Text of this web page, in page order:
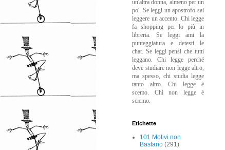
un'altra donna, almeno per un
po'. Se leggi un apostrofo sai
leggere un accento. Chi legge
fa shopping per lo più in
libreria. Se leggi ami la
punteggiatura e detesti le
chat. Se leggi pensi che tutti
leggano. Chi legge perché
deve studiare non legge altro,
ma spesso, chi studia legge
tanto altro. Chi legge è
scemo. Chi non legge è
sciemo.
Etichette
101 Motivi non
Bastano (291)